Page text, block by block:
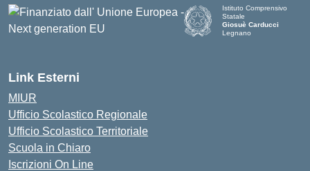
Istituto Comprensivo
Statale
Giosuè Carducci
Legnano
Link Esterni
MIUR
Ufficio Scolastico Regionale
Ufficio Scolastico Territoriale
Scuola in Chiaro
Iscrizioni On Line